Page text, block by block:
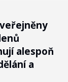
odst. 2
a cíle
alespoň
a